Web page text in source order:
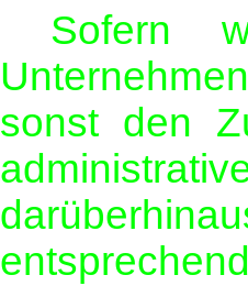
Sofern
sonst den